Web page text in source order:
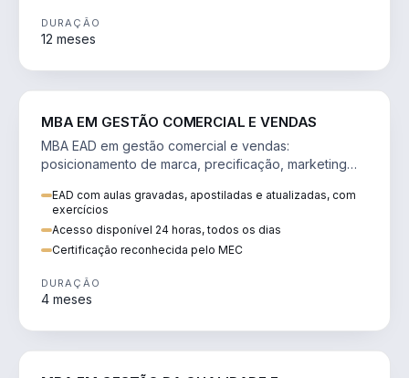
DURAÇÃO
12 meses
MBA EM GESTÃO COMERCIAL E VENDAS
MBA EAD em gestão comercial e vendas:
posicionamento de marca, precificação, marketing
EAD com aulas gravadas, apostiladas e atualizadas, com
exercícios
Acesso disponível 24 horas, todos os dias
Certificação reconhecida pelo MEC
DURAÇÃO
4 meses